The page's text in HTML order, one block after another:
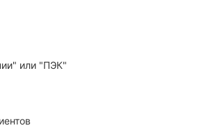
или "ПЭК"